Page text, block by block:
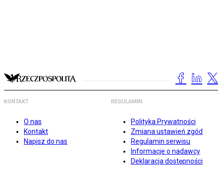
KONTAKT
O nas
Kontakt
Napisz do nas
REGULAMIN
Polityka Prywatności
Zmiana ustawień zgód
Regulamin serwisu
Informacje o nadawcy
Deklaracja dostępności